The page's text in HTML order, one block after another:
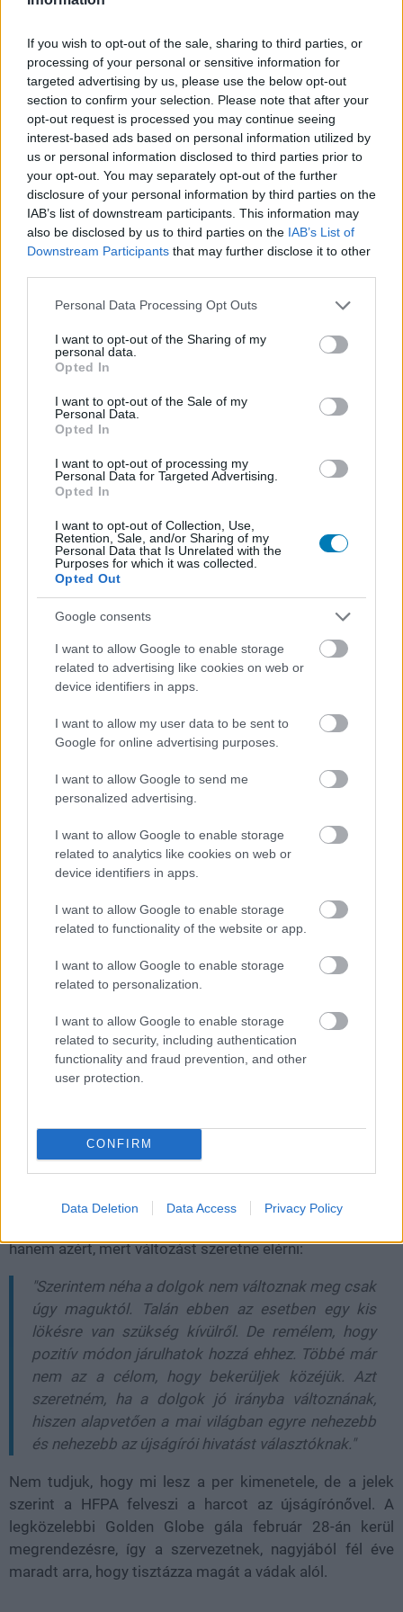
If you wish to opt-out of the sale, sharing to third parties, or
processing of your personal or sensitive information for
targeted advertising by us, please use the below opt-out
section to confirm your selection. Please note that after your
opt-out request is processed you may continue seeing
interest-based ads based on personal information utilized by
us or personal information disclosed to third parties prior to
your opt-out. You may separately opt-out of the further
disclosure of your personal information by third parties on the
IAB’s list of downstream participants. This information may
also be disclosed by us to third parties on the IAB’s List of
Downstream Participants that may further disclose it to other
Please note that this website/app uses one or more Google
not limited to your visit or usage behaviour. You may click to
grant or deny consent to Google and its third-party tags to
use your data for below specified purposes in below Google
consent section.
Personal Data Processing Opt Outs
I want to opt-out of the Sharing of my
personal data.
Opted In
I want to opt-out of the Sale of my
Personal Data.
Opted In
I want to opt-out of processing my
Personal Data for Targeted Advertising.
Opted In
I want to opt-out of Collection, Use,
Retention, Sale, and/or Sharing of my
Personal Data that Is Unrelated with the
Purposes for which it was collected.
Opted Out
Google consents
I want to allow Google to enable storage
related to advertising like cookies on web or
device identifiers in apps.
I want to allow my user data to be sent to
Google for online advertising purposes.
I want to allow Google to send me
personalized advertising.
I want to allow Google to enable storage
related to analytics like cookies on web or
device identifiers in apps.
I want to allow Google to enable storage
related to functionality of the website or app.
I want to allow Google to enable storage
related to personalization.
I want to allow Google to enable storage
related to security, including authentication
functionality and fraud prevention, and other
user protection.
CONFIRM
Data Deletion Data Access Privacy Policy
A keresetben olvasható, hogy a tagság kiválasztó-
mechanizmusa teljesen átláthatatlan, ami táptalaja lehet
a visszaéléseknek. Egy lehetséges női jelölt beszámolt
Flaanak arról, hogy a tagság férfi tagjai felajánlották,
hogy szavaznak rá, ha lefekszik velük; másokat
pénzmosással gyanúsítottak; akad tag, aki azért került
be, mert pszichológusként így szerette volna híres
emberekkel bővíteni klientúráját. A társaság egyetlen
magyar tagját, Návai Anikót név szerint említi a
dokumentum, miszerint az egyik jelölt férjének azt
is találhatók, melyek arról árulkodnak, hogy a csoporton
belül nagyon gyakori a féltékenység, az irigység, a
sértődékenység és keserűség. Mások azt is megemlítik,
hogy vannak, akik pozíciójukat féltik, vagy szakmai
féltékenységből nem engednek belépni új tagokat.
A keresetben olyat is olvashatunk, hogy a díjak kiosztása
sem feltétlenül szakmai szempontok alapján zajlik,
hanem hogy melyik mozi vonultat fel nagyobb neveket,
gála közvetítésének nagyobb nézőszámot hoz, ez pedig
zsírosabb megállapodást jelenthet a közvetítőkkel.
A HFPA közleményben reagált a vádakra: elmondásuk
szerint a norvég újságírónő mindössze ezzel a perrel
szeretné kizsarolni tőlük, hogy maguk közé fogadják,
keresnivalója a riporternek a szervezetben.
pedig elmondta, hogy nincs egyedül ezzel a problémával,
hanem azért, mert változást szeretne elérni:
"Szerintem néha a dolgok nem változnak meg csak
úgy maguktól. Talán ebben az esetben egy kis
lökésre van szükség kívülről. De remélem, hogy
pozitív módon járulhatok hozzá ehhez. Többé már
nem az a célom, hogy bekerüljek közéjük. Azt
szeretném, ha a dolgok jó irányba változnának,
hiszen alapvetően a mai világban egyre nehezebb
és nehezebb az újságírói hivatást választóknak."
Nem tudjuk, hogy mi lesz a per kimenetele, de a jelek
szerint a HFPA felveszi a harcot az újságírónővel. A
legközelebbi Golden Globe gála február 28-án kerül
megrendezésre, így a szervezetnek, nagyjából fél éve
maradt arra, hogy tisztázza magát a vádak alól.